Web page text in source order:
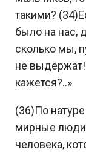
такими?
было на нас,
сколько мы,
не выдержат!
кажется?..»
(36)По
мирные люди.
человека,